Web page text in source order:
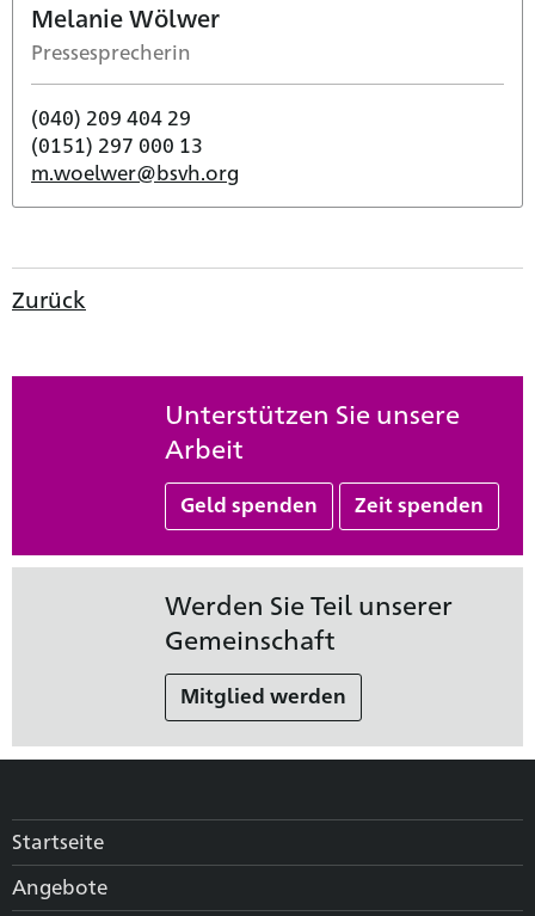
Melanie Wölwer
Pressesprecherin
(040) 209 404 29
(0151) 297 000 13
m.woelwer@bsvh.org
Zurück
Unterstützen Sie unsere
Arbeit
Geld spenden Zeit spenden
Werden Sie Teil unserer
Gemeinschaft
Mitglied werden
Startseite
Angebote